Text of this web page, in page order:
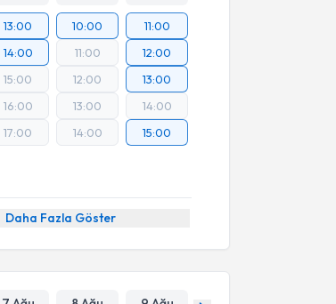
13:00
14:00
15:00
16:00
17:00
10:00
11:00
12:00
13:00
14:00
11:00
12:00
13:00
14:00
15:00
Daha Fazla Göster